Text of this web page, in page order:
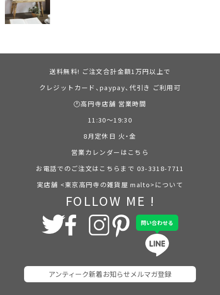
送料無料! ご注文合計金額1万円以上で
クレジットカード、paypay、代引き ご利用可
🕐高円寺店舗 営業時間
11:30～19:30
8月定休日 火・金
営業カレンダーはこちら
お電話でのご注文はこちらまで 03-3318-7711
実店舗 <東京高円寺の雑貨屋 malto>について
FOLLOW ME !
問い合わせる
アンティーク新着お知らせメルマガ登録